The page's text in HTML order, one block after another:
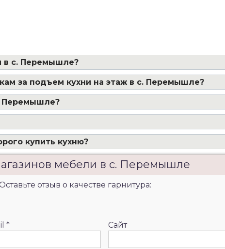
в с. Перемышле?
за подъем кухни на этаж в с. Перемышле?
Перемышле?
купить кухню?
мебели в с. Перемышле
отзыв о качестве гарнитура:
* Сайт